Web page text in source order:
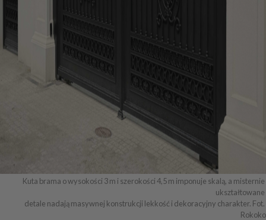
Kuta brama o wysokości 3 m i szerokości 4,5 m imponuje skalą, a misternie
ukształtowane
detale nadają masywnej konstrukcji lekkość i dekoracyjny charakter. Fot.
Rokoko